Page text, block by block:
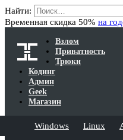
Найти:
Временная скидка 50% на
Взлом
Приватность
Трюки
Кодинг
Админ
Geek
Магазин
Windows Linux